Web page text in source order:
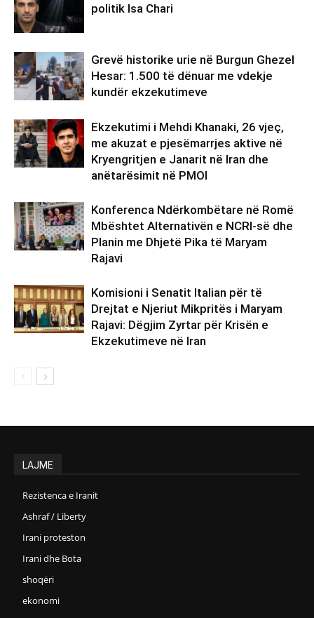
politik Isa Chari
Grevë historike urie në Burgun Ghezel
Hesar: 1.500 të dënuar me vdekje
kundër ekzekutimeve
Ekzekutimi i Mehdi Khanaki, 26 vjeç,
me akuzat e pjesëmarrjes aktive në
Kryengritjen e Janarit në Iran dhe
anëtarësimit në PMOI
Konferenca Ndërkombëtare në Romë
Mbështet Alternativën e NCRI-së dhe
Planin me Dhjetë Pika të Maryam
Rajavi
Komisioni i Senatit Italian për të
Drejtat e Njeriut Mikpritës i Maryam
Rajavi: Dëgjim Zyrtar për Krisën e
Ekzekutimeve në Iran
LAJME
Rezistenca e Iranit
Ashraf / Liberty
Irani proteston
Irani dhe Bota
shoqëri
ekonomi